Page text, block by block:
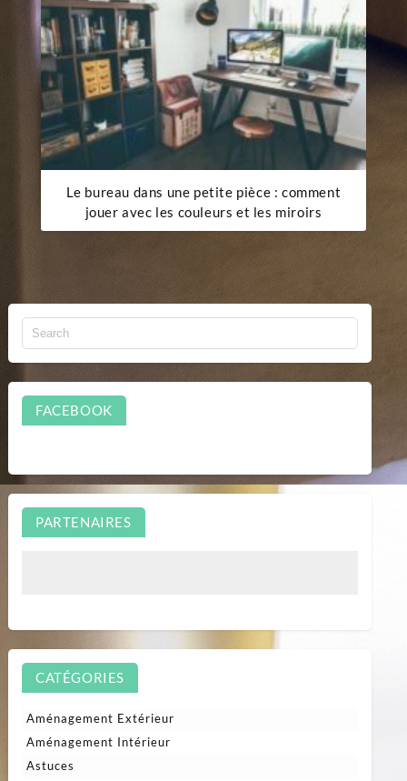
Le bureau dans une petite pièce : comment
jouer avec les couleurs et les miroirs
FACEBOOK
PARTENAIRES
CATÉGORIES
Aménagement Extérieur
Aménagement Intérieur
Astuces